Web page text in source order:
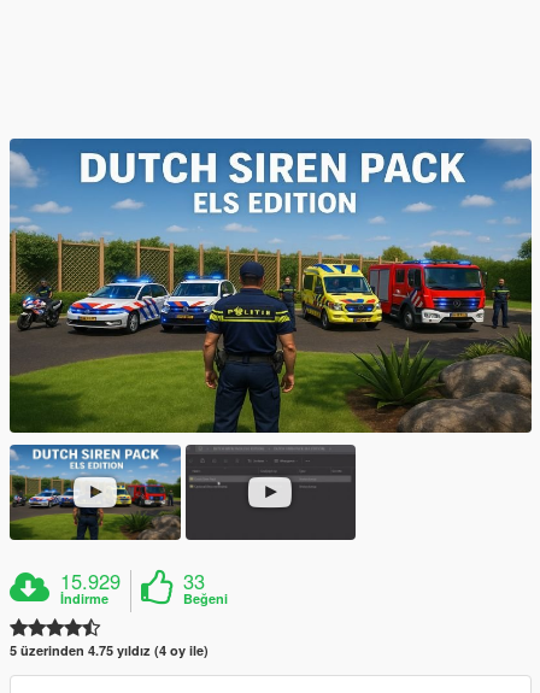
15.929
İndirme
33
Beğeni
5 üzerinden 4.75 yıldız (4 oy ile)